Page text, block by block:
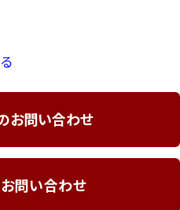
お問い合わせ
問い合わせ